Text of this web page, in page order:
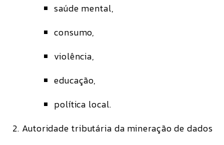
saúde mental,
consumo,
violência,
educação,
política local.
Autoridade tributária da mineração de dados